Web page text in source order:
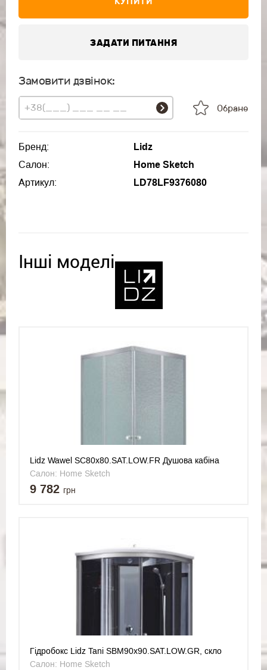
ЗАДАТИ ПИТАННЯ
Замовити дзвінок:
Обране
Бренд:
Lidz
Салон:
Home Sketch
Артикул:
LD78LF9376080
Інші моделі
Lidz Wawel SC80x80.SAT.LOW.FR Душова кабіна
квадратна, скло Frost 4 мм + Lidz Душовий піддон
KAPIELKA ST80x80х14
Салон: Home Sketch
9 782 грн
Гідробокс Lidz Tani SBM90x90.SAT.LOW.GR, скло
тоноване 4 мм
Салон: Home Sketch